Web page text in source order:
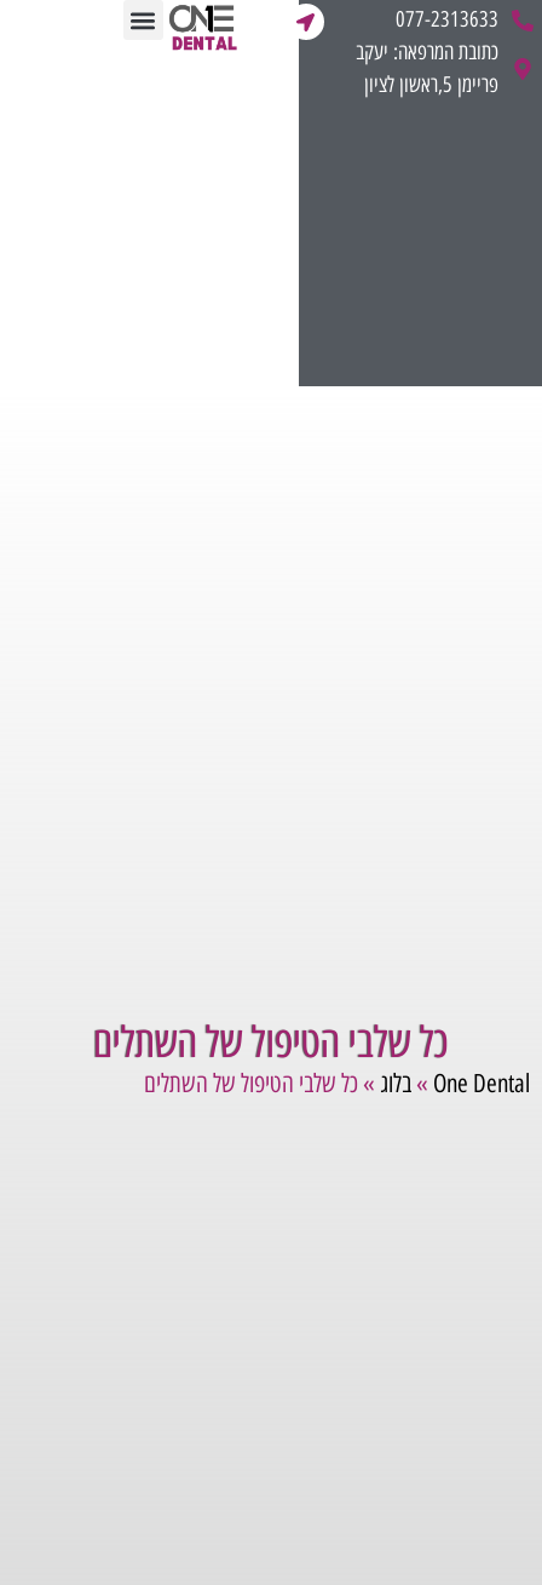
לתוכן 077-2313633
כתובת המרפאה: יעקב
פריימן 5,ראשון לציון
כל שלבי הטיפול של השתלים
One Dental
» בלוג » כל שלבי הטיפול של השתלים